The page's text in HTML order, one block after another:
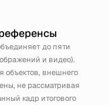
до пяти
и видео).
объектов, внешнего
не рассматривая
кадр итогового